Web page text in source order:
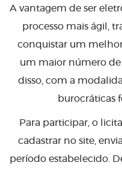
A vantagem de ser
processo mais ágil,
conquistar um
um maior número de
disso, com a
burocráticas
Para participar, o
cadastrar no site,
período estabelecido.